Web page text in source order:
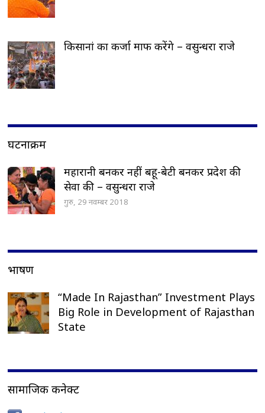
किसानां का कर्जा माफ करेंगे – वसुन्धरा राजे
घटनाक्रम
महारानी बनकर नहीं बहू-बेटी बनकर प्रदेश की
सेवा की – वसुन्धरा राजे
गुरु, 29 नवम्बर 2018
भाषण
“Made In Rajasthan” Investment Plays
Big Role in Development of Rajasthan
State
सामाजिक कनेक्ट